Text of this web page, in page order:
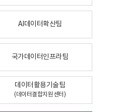
AI데이터확산팀
국가데이터인프라팀
데이터활용기술팀
(데이터결합지원센터)